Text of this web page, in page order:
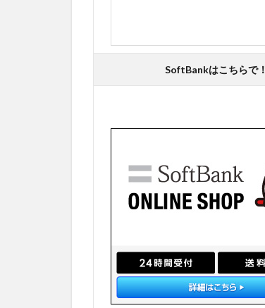
SoftBankはこちらで！